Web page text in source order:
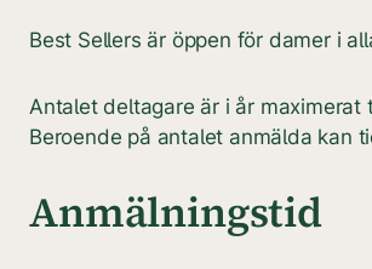
Best Sellers är öppen för damer i
Antalet deltagare är i år maximerat
Beroende på antalet anmälda kan
Anmälningstid